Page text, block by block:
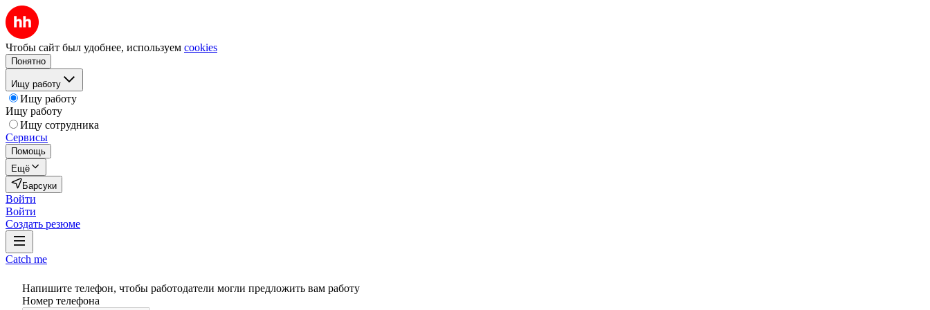
Чтобы сайт был удобнее, используем cookies
Понятно
Ищу работу
Ищу работу
Ищу работу
Ищу сотрудника
Сервисы
Помощь
Ещё
Барсуки
Войти
Войти
Создать резюме
Catch me
Напишите телефон, чтобы работодатели могли предложить вам работу
Номер телефона